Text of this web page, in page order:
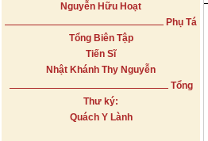
Nguyễn Hữu Hoạt
Phụ Tá
Tổng Biên Tập
Tiến Sĩ
Nhật Khánh Thy Nguyễn
Tổng
Thư ký:
Quách Y Lành